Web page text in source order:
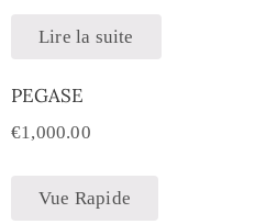
Lire la suite
PEGASE
€1,000.00
Vue Rapide